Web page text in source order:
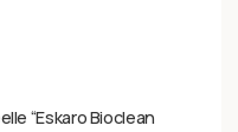
“Eskaro Bioclean